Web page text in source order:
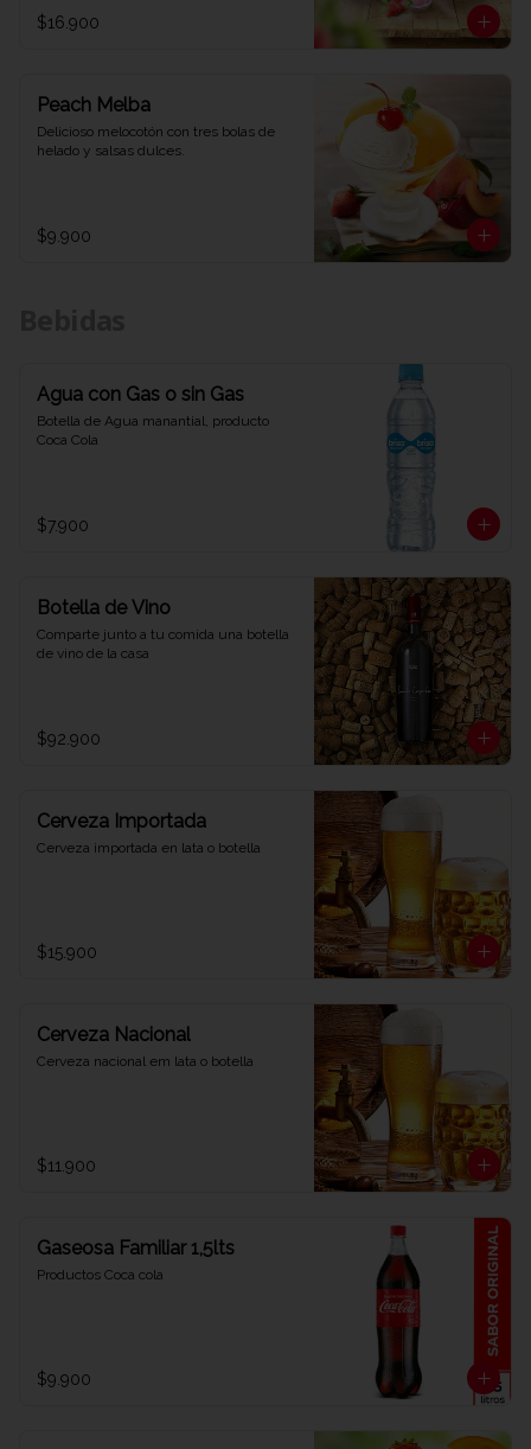
$16.900
Peach Melba
Delicioso melocotón con tres bolas de
helado y salsas dulces.
$9.900
Agua con Gas o sin Gas
Botella de Agua manantial, producto
Coca Cola
$7.900
Botella de Vino
Comparte junto a tu comida una botella
de vino de la casa
$92.900
Cerveza Importada
Cerveza importada en lata o botella
$15.900
Cerveza Nacional
Cerveza nacional em lata o botella
$11.900
Gaseosa Familiar 1,5lts
Productos Coca cola
$9.900